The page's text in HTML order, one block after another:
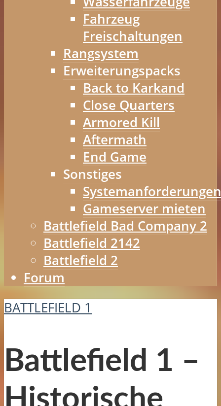
Fahrzeug
Freischaltungen
Rangsystem
Erweiterungspacks
Back to Karkand
Close Quarters
Armored Kill
Aftermath
End Game
Sonstiges
Systemanforderungen
Gameserver mieten
Battlefield Bad Company 2
Battlefield 2142
Battlefield 2
Forum
BATTLEFIELD 1
Battlefield 1 –
Historische